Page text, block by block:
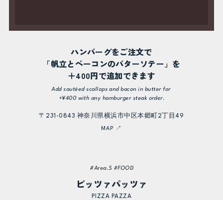
ハンバーグをご注文で
「帆立とベーコンのバターソテー」を
＋400円で追加できます
Add sautéed scallops and bacon in butter for
+¥400 with any hamburger steak order.
〒231-0843 神奈川県横浜市中区本郷町2丁目49
MAP ↗
#Area.S #FOOD
ピッツァパッツァ
PIZZA PAZZA